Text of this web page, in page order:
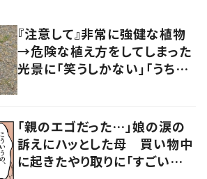
『注意して』非常に強健な植物
→危険な植え方をしてしまった
光景に「笑うしかない」「うちも
「親のエゴだった…」娘の涙の
訴えにハッとした母 買い物中
に起きたやり取りに「すごい分